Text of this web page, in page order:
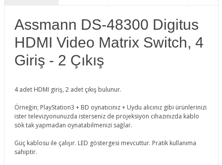
Assmann DS-48300 Digitus
HDMI Video Matrix Switch, 4
Giriş - 2 Çıkış
4 adet HDMI giriş, 2 adet çıkış bulunur.
Örneğin; PlayStation3 + BD oynatıcınız + Uydu alıcınız gibi ürünlerinizi
ister televizyonunuzda isterseniz de projeksiyon cihazınızda kablo
sök tak yapmadan oynatabilmenizi sağlar.
Güç kablosu ile çalışır. LED göstergesi mevcuttur. Pratik kullanıma
sahiptir.